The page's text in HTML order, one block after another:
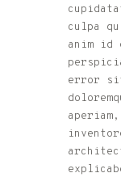
culpa
anim id
error sit